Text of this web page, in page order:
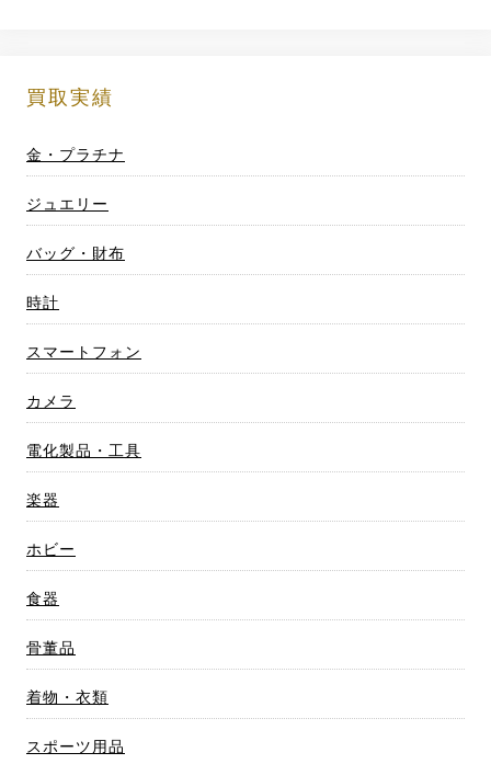
ン
買取実績
金・プラチナ
ジュエリー
バッグ・財布
時計
スマートフォン
カメラ
電化製品・工具
楽器
ホビー
食器
骨董品
着物・衣類
スポーツ用品